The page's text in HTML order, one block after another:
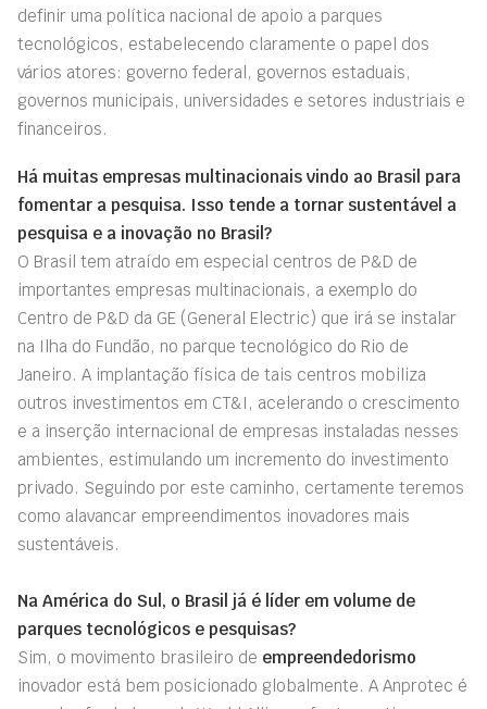
definir uma política nacional de apoio a parques
tecnológicos, estabelecendo claramente o papel dos
vários atores: governo federal, governos estaduais,
governos municipais, universidades e setores industriais e
financeiros.
Há muitas empresas multinacionais vindo ao Brasil para
fomentar a pesquisa. Isso tende a tornar sustentável a
pesquisa e a inovação no Brasil?
O Brasil tem atraído em especial centros de P&D de
importantes empresas multinacionais, a exemplo do
Centro de P&D da GE (General Electric) que irá se instalar
na Ilha do Fundão, no parque tecnológico do Rio de
Janeiro. A implantação física de tais centros mobiliza
outros investimentos em CT&I, acelerando o crescimento
e a inserção internacional de empresas instaladas nesses
ambientes, estimulando um incremento do investimento
privado. Seguindo por este caminho, certamente teremos
como alavancar empreendimentos inovadores mais
sustentáveis.
Na América do Sul, o Brasil já é líder em volume de
parques tecnológicos e pesquisas?
Sim, o movimento brasileiro de empreendedorismo
inovador está bem posicionado globalmente. A Anprotec é